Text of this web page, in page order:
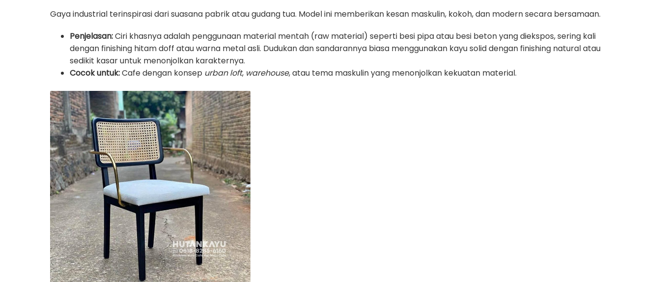
Gaya industrial terinspirasi dari suasana pabrik atau gudang tua. Model ini memberikan kesan maskulin, kokoh, dan modern secara bersamaan.
Penjelasan:Ciri khasnya adalah penggunaan material mentah (raw material) seperti besi pipa atau besi beton yang diekspos, sering kali
dengan finishing hitam doff atau warna metal asli. Dudukan dan sandarannya biasa menggunakan kayu solid dengan finishing natural atau
sedikit kasar untuk menonjolkan karakternya.
Cocok untuk:Cafe dengan konsep urban loft, warehouse, atau tema maskulin yang menonjolkan kekuatan material.